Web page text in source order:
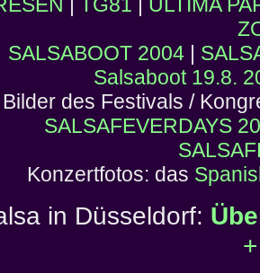
SALSABOOT 2004|
Salsaboot 19.8.
Bilder des Festivals /
SALSAFEVERDAYS
Konzertfotos: das
in Düsseldorf: